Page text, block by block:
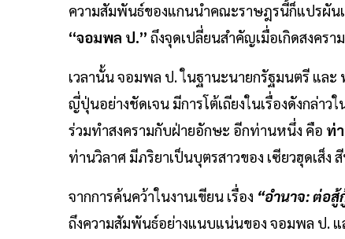
ความสัมพันธ์ของแกนนำคณะราษฎรนี้ก็แปรผัน
“จอมพล ป.” ถึงจุดเปลี่ยนสำคัญเมื่อเกิดสงครา
เวลานั้น จอมพล ป. ในฐานะนายกรัฐมนตรี แล
ญี่ปุ่นอย่างชัดเจน มีการโต้เถียงในเรื่องดังกล่า
ร่วมทำสงครามกับฝ่ายอักษะ อีกท่านหนึ่ง คือ ท่
ท่านวิลาศ มีภริยาเป็นบุตรสาวของ เซียวฮุดเส็
จากการค้นคว้าในงานเขียน เรื่อง “อำนาจ: ต่อ
ถึงความสัมพันธ์อย่างแนบแน่นของ จอมพล ป.